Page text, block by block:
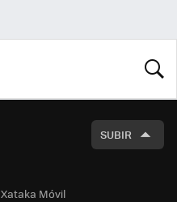
SUBIR
Xataka Móvil